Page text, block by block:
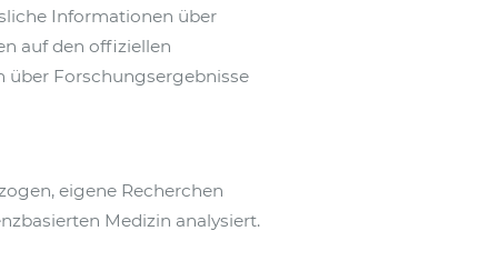
Informationen über
auf den offiziellen
über Forschungsergebnisse
eigene Recherchen
Medizin analysiert.